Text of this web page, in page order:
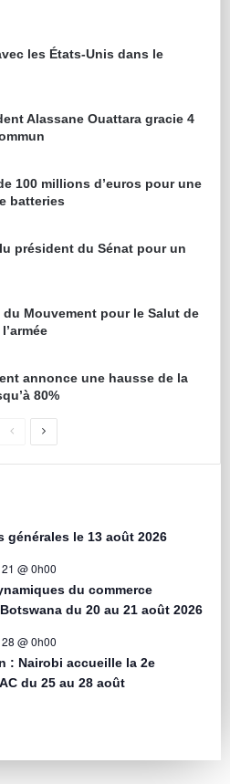
les États-Unis dans le
Alassane Ouattara gracie 4
100 millions d’euros pour une
batteries
président du Sénat pour un
Mouvement pour le Salut de
annonce une hausse de la
80%
générales le 13 août 2026
@ 0h00
du commerce
du 20 au 21 août 2026
@ 0h00
: Nairobi accueille la 2e
du 25 au 28 août